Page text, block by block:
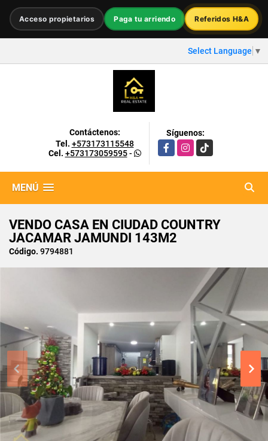
Acceso propietarios Paga tu arriendo Referidos H&A
Select Language ▼
Contáctenos:
Tel. +573173115548
Cel. +573173059595-
Síguenos:
FacebookInstagram
TikTok
MENÚ
VENDO CASA EN CIUDAD COUNTRY
JACAMAR JAMUNDI 143M2
Código. 9794881